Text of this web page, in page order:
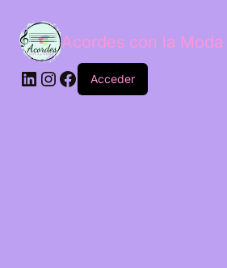
Acordes con la Moda
Acceder